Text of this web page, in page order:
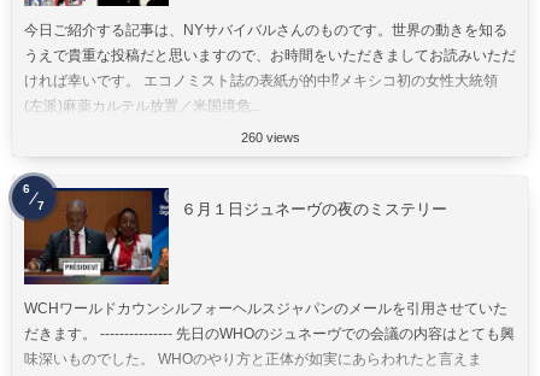
今日ご紹介する記事は、NYサバイバルさんのものです。世界の動きを知る
うえで貴重な投稿だと思いますので、お時間をいただきましてお読みいただ
ければ幸いです。 エコノミスト誌の表紙が的中⁉︎メキシコ初の女性大統領
(左派)麻薬カルテル放置／米国境危...
260 views
６月１日ジュネーヴの夜のミステリー
WCHワールドカウンシルフォーヘルスジャパンのメールを引用させていた
だきます。 --------------- 先日のWHOのジュネーヴでの会議の内容はとても興
味深いものでした。 WHOのやり方と正体が如実にあらわれたと言えま
6
7